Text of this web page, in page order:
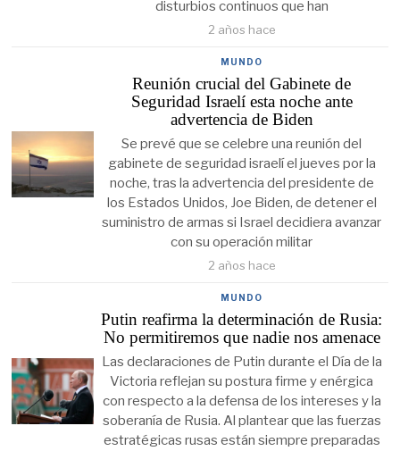
disturbios continuos que han
2 años hace
MUNDO
Reunión crucial del Gabinete de
Seguridad Israelí esta noche ante
advertencia de Biden
Se prevé que se celebre una reunión del
gabinete de seguridad israelí el jueves por la
noche, tras la advertencia del presidente de
los Estados Unidos, Joe Biden, de detener el
suministro de armas si Israel decidiera avanzar
con su operación militar
2 años hace
MUNDO
Putin reafirma la determinación de Rusia:
No permitiremos que nadie nos amenace
Las declaraciones de Putin durante el Día de la
Victoria reflejan su postura firme y enérgica
con respecto a la defensa de los intereses y la
soberanía de Rusia. Al plantear que las fuerzas
estratégicas rusas están siempre preparadas